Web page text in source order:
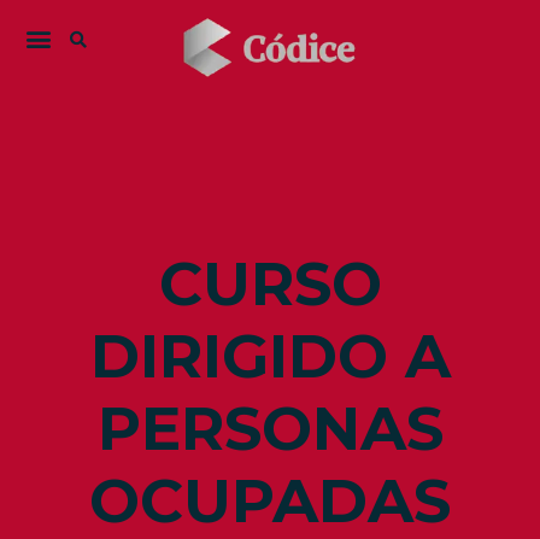
CURSO
DIRIGIDO A
PERSONAS
OCUPADAS